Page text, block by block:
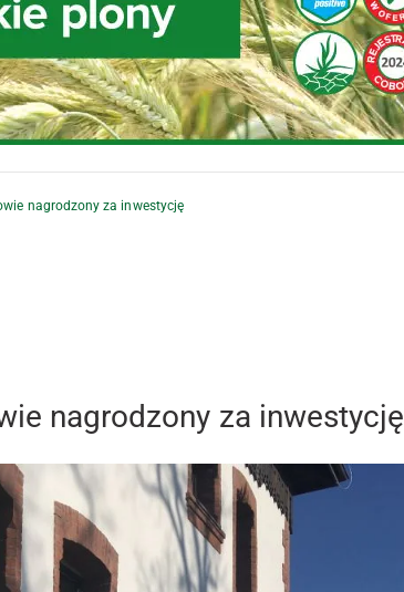
nagrodzony za inwestycję
nagrodzony za inwestycję